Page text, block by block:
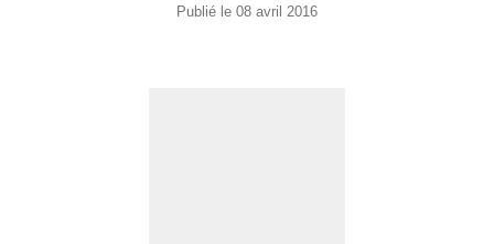
Publié le 08 avril 2016